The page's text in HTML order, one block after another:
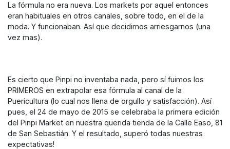
La fórmula no era nueva. Los markets por aquel entonces
eran habituales en otros canales, sobre todo, en el de la
moda. Y funcionaban. Así que decidimos arriesgarnos (una
vez mas).
Es cierto que Pinpi no inventaba nada, pero sí fuimos los
PRIMEROS en extrapolar esa fórmula al canal de la
Puericultura (lo cual nos llena de orgullo y satisfacción). Así
pues, el 24 de mayo de 2015 se celebraba la primera edición
del Pinpi Market en nuestra querida tienda de la Calle Easo, 81
de San Sebastián. Y el resultado, superó todas nuestras
expectativas!